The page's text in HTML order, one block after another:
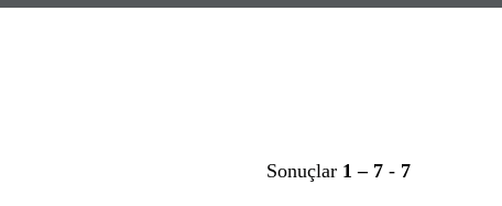
Sonuçlar 1 – 7 - 7